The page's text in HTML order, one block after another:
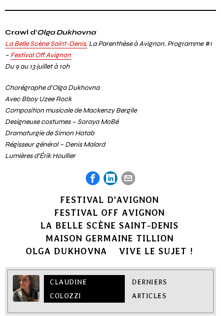
Crawl d’Olga Dukhovna
La Belle Scène Saint-Denis, La Parenthèse à Avignon. Programme #1
– Festival Off Avignon
Du 9 au 13 juillet à 10h
Chorégraphe d’Olga Dukhovna
Avec Bboy Uzee Rock
Composition musicale de Mackenzy Bergile
Designeuse costumes – Soraya MoBé
Dramaturgie de Simon Hatab
Régisseur général – Denis Malard
Lumières d’Érik Houllier
FESTIVAL D'AVIGNON
FESTIVAL OFF AVIGNON
LA BELLE SCÈNE SAINT-DENIS
MAISON GERMAINE TILLION
OLGA DUKHOVNA
VIVE LE SUJET !
CLAUDINE
COLOZZI
DERNIERS
ARTICLES